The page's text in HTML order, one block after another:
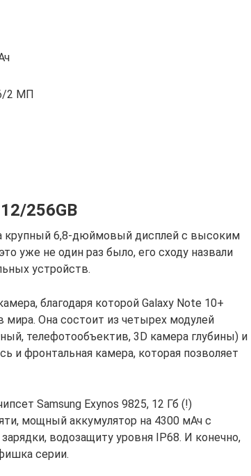
2 МП
256GB
крупный 6,8-дюймовый дисплей с высоким
уже не один раз было, его сходу назвали
устройств.
благодаря которой Galaxy Note 10+
мира. Она состоит из четырех модулей
телефотообъектив, 3D камера глубины) и
и фронтальная камера, которая позволяет
Samsung Exynos 9825, 12 Гб (!)
мощный аккумулятор на 4300 мАч с
водозащиту уровня IP68. И конечно,
серии.